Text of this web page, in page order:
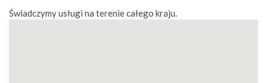
Świadczymy usługi na terenie całego kraju.